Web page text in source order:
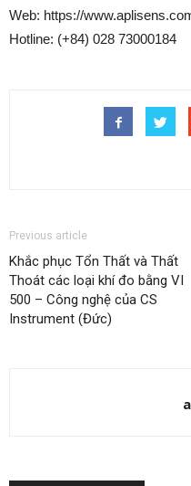
Web: https://
Hotline: (+84) 028 73000184
Previous article
Khắc phục Tổn Thất và Thất
Thoát các loại khí đo bằng VI
500 – Công nghệ của CS
Instrument (Đức)